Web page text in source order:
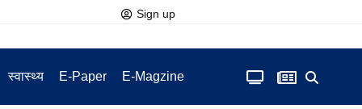
Sign up
स्वास्थ्य E-Paper E-Magzine